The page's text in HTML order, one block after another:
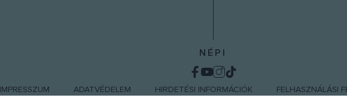
NÉPI
IMPRESSZUM ADATVÉDELEM HIRDETÉSI INFORMÁCIÓK FELHASZNÁLÁSI